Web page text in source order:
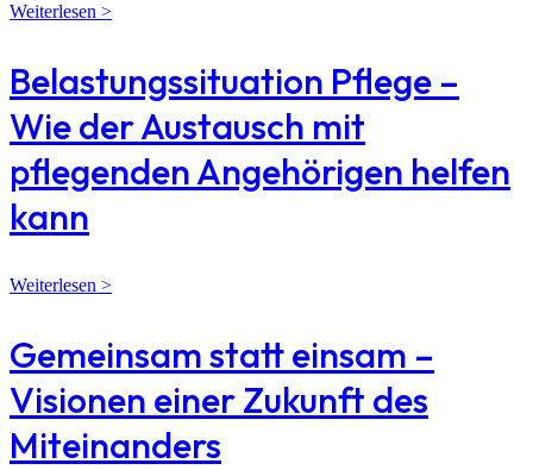
Weiterlesen >
Belastungssituation Pflege –
Wie der Austausch mit
pflegenden Angehörigen helfen
kann
Weiterlesen >
Gemeinsam statt einsam –
Visionen einer Zukunft des
Miteinanders